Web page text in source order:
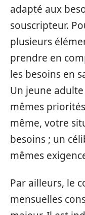
adapté aux
souscripteur.
plusieurs
prendre en
les besoins en
Un jeune
mêmes
même, votre
besoins ; un
mêmes
Par ailleurs, le
mensuelles